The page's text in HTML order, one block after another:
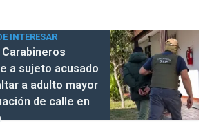
INTERESAR
Carabineros
a sujeto acusado
a adulto mayor
de calle en